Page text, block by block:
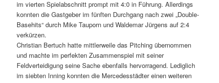
im vierten Spielabschnitt prompt mit 4:0 in Führung. Allerdings
konnten die Gastgeber im fünften Durchgang nach zwei „Double-
Basehits“ durch Mike Tauporn und Waldemar Jürgens auf 2:4
verkürzen.
Christian Bertuch hatte mittlerweile das Pitching übernommen
und machte im perfekten Zusammenspiel mit seiner
Feldverteidigung seine Sache ebenfalls hervorragend. Lediglich
im siebten Inning konnten die Mercedesstädter einen weiteren